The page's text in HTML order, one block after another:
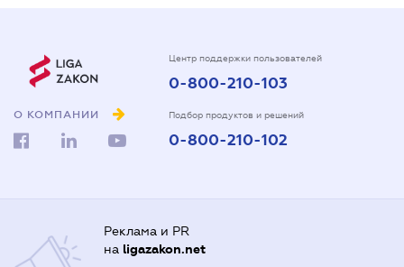
О КОМПАНИИ
Центр поддержки пользователей
0-800-210-103
Подбор продуктов и решений
0-800-210-102
Реклама и PR
на ligazakon.net